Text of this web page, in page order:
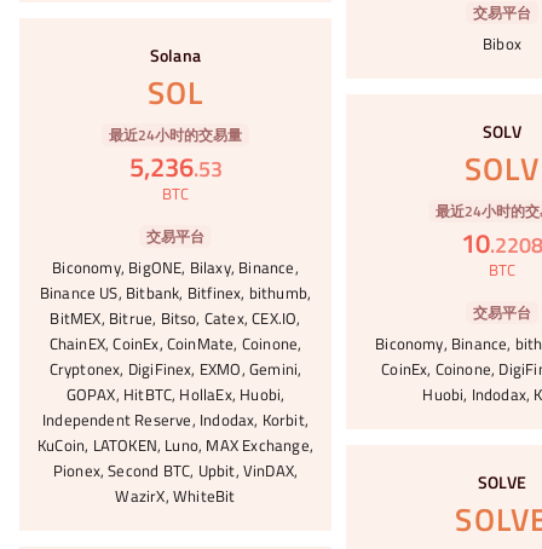
交易平台
Bibox
Solana
SOL
最近24小时的交易量
5,236.53
BTC
交易平台
Biconomy, BigONE, Bilaxy, Binance,
Binance US, Bitbank, Bitfinex, bithumb,
BitMEX, Bitrue, Bitso, Catex, CEX.IO,
ChainEX, CoinEx, CoinMate, Coinone,
Cryptonex, DigiFinex, EXMO, Gemini,
GOPAX, HitBTC, HollaEx, Huobi,
Independent Reserve, Indodax, Korbit,
KuCoin, LATOKEN, Luno, MAX Exchange,
Pionex, Second BTC, Upbit, VinDAX,
WazirX, WhiteBit
SOLV
SOLV
最近24小时的
10.2208
BTC
交易平台
Biconomy, Binance,
CoinEx, Coinone,
Huobi, Indodax,
SOLVE